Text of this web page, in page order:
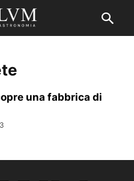
una fabbrica di